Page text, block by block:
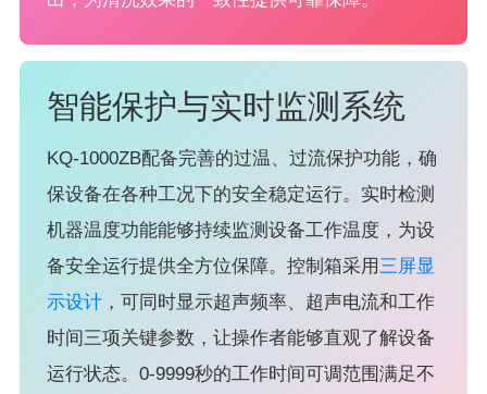
智能保护与实时监测系统
KQ-1000ZB配备完善的过温、过流保护功能，确
保设备在各种工况下的安全稳定运行。实时检测
机器温度功能能够持续监测设备工作温度，为设
备安全运行提供全方位保障。控制箱采用三屏显
示设计，可同时显示超声频率、超声电流和工作
时间三项关键参数，让操作者能够直观了解设备
运行状态。0-9999秒的工作时间可调范围满足不